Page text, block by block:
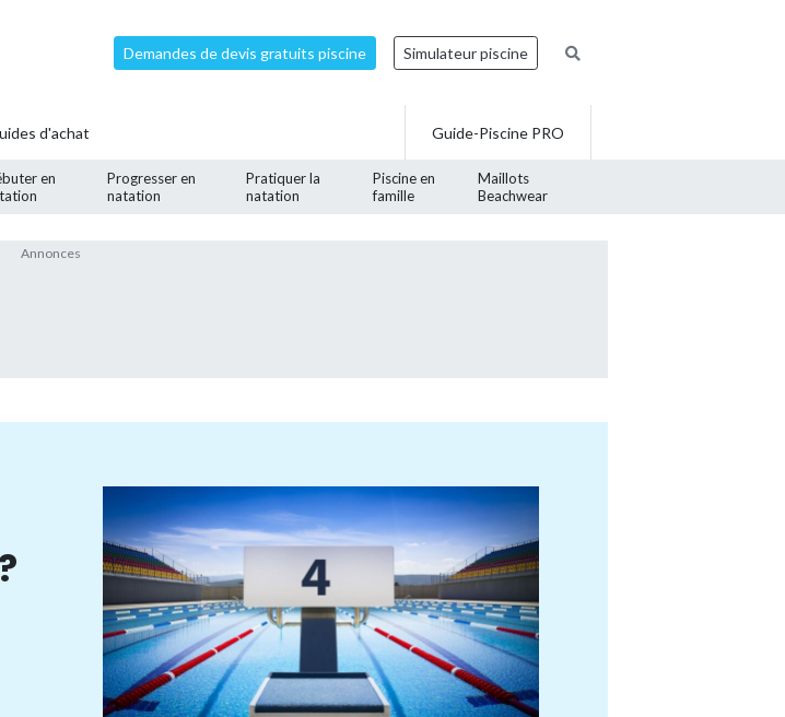
Demandes de devis gratuits piscine Simulateur piscine
en
Progresser en
natation
Pratiquer la
natation
Piscine en
famille
Maillots
Beachwear
d'achat Guide-Piscine PRO